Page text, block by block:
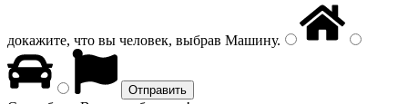
докажите, что вы человек, выбрав Машину.